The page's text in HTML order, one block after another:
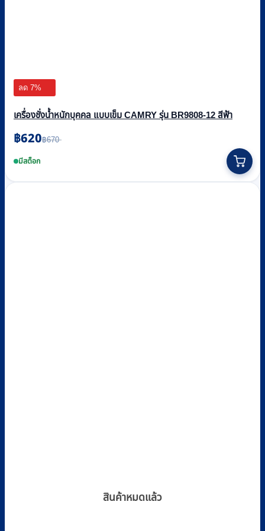
ลด 7%
เครื่องชั่งน้ำหนักบุคคล แบบเข็ม CAMRY รุ่น BR9808-12 สีฟ้า
฿670
Original
was:
฿670.
฿620
Current
is:
฿620.
มีสต็อก
สินค้าหมดแล้ว